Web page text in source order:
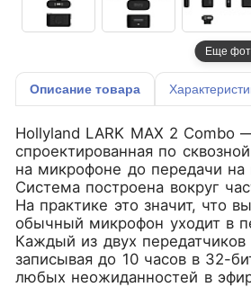
Еще
Описание товара
Hollyland LARK MAX 2 Combo
спроектированная по
на микрофоне до передачи на
Система построена вокруг
На практике это значит, что
обычный микрофон уходит в
Каждый из двух
записывая до 10 часов в 32-
любых неожиданностей в